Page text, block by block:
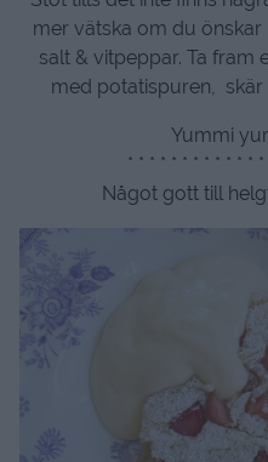
mer vätska om du
salt & vitpeppar. Ta
med potatispuren,
Yummi
* * * * * * * * * * * *
Något gott till